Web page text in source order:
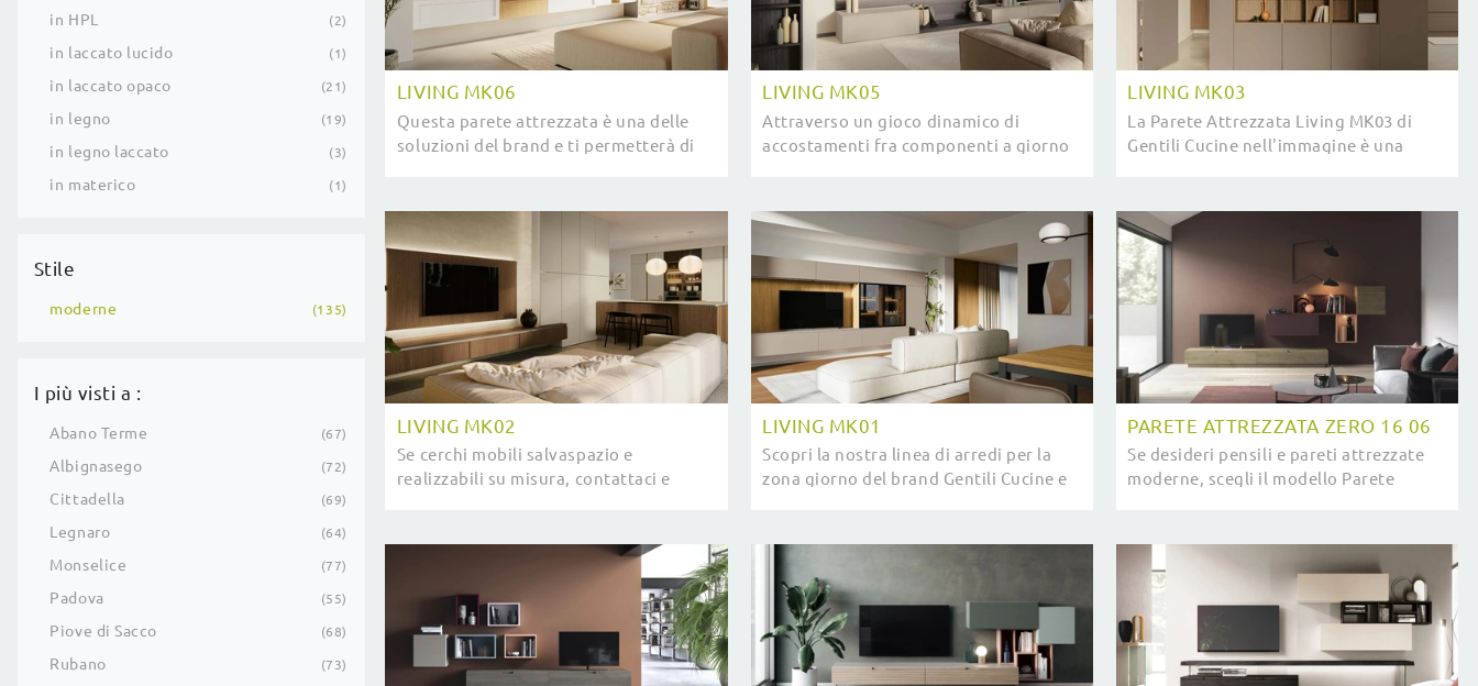
in HPL 2
in laccato lucido 1
in laccato opaco 21
in legno 19
in legno laccato 3
in materico 1
Stile
moderne 135
I più visti a :
Abano Terme 67
Albignasego 72
Cittadella 69
Legnaro 64
Monselice 77
Padova 55
Piove di Sacco 68
Rubano 73
LIVING MK06
Questa parete attrezzata è una delle
soluzioni del brand e ti permetterà di
LIVING MK05
Attraverso un gioco dinamico di
accostamenti fra componenti a giorno
sfruttando ...
LIVING MK03
La Parete Attrezzata Living MK03 di
Gentili Cucine nell'immagine è una
LIVING MK02
Se cerchi mobili salvaspazio e
realizzabili su misura, contattaci e
LIVING MK01
Scopri la nostra linea di arredi per la
zona giorno del brand Gentili Cucine e
PARETE ATTREZZATA ZERO 16 06
Se desideri pensili e pareti attrezzate
moderne, scegli il modello Parete